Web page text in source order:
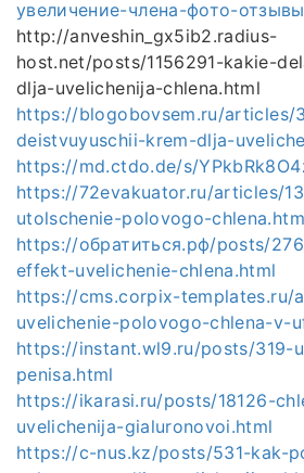
увеличение-члена-фото-
http://anveshin_gx5ib2.radius-
host.net/posts/1156291-kakie-
dlja-uvelichenija-chlena.html
https://blogobovsem.ru/articles/
deistvuyuschii-krem-dlja-
https://md.ctdo.de/s/
https://72evakuator.ru/articles/
utolschenie-polovogo-
https://обратиться.рф/posts/
effekt-uvelichenie-chlena.html
https://cms.corpix-templates.ru/
uvelichenie-polovogo-chlena-v-
https://instant.wl9.ru/posts/319-
penisa.html
https://ikarasi.ru/posts/18126-
uvelichenija-gialuronovoi.html
https://c-nus.kz/posts/531-kak-